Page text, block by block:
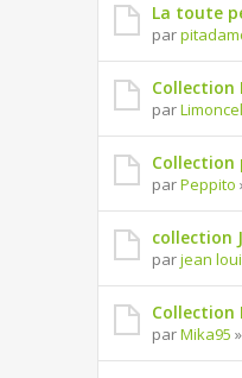
La toute
par
Collection
par
Collection
parPeppito
collection
parjean
Collection
parMika95